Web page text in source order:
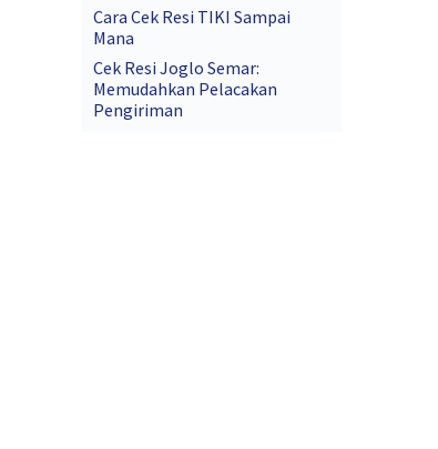
Cara Cek Resi TIKI Sampai
Mana
Cek Resi Joglo Semar:
Memudahkan Pelacakan
Pengiriman